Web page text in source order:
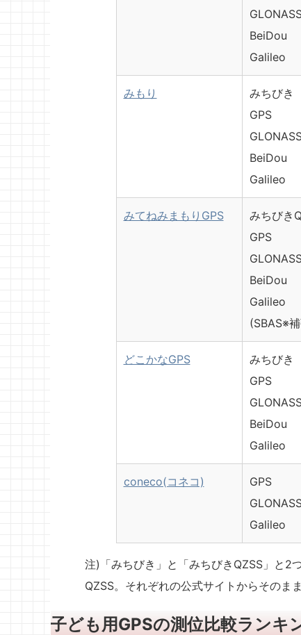
BeiDou
Galileo
みもり
みちびき
GPS
BeiDou
Galileo
みてねみまもりGPS
みちびき
GPS
BeiDou
Galileo
(SBAS※
どこかなGPS
みちびき
GPS
BeiDou
Galileo
coneco(コネコ)
GPS
Galileo
注)「みちびき」と「みちびきQZSS」と2
QZSS。それぞれの公式サイトからそのま
子ども用GPSの測位比較ランキ